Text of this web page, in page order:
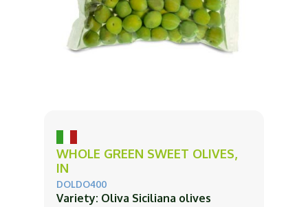
WHOLE GREEN SWEET OLIVES,
IN
DOLDO400
Variety: Oliva Siciliana olives